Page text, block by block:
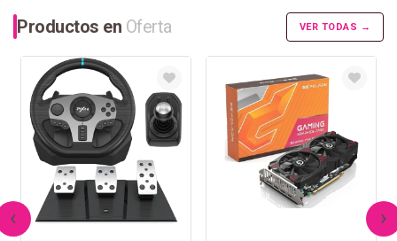
Productos en Oferta VER TODAS →
‹ ›